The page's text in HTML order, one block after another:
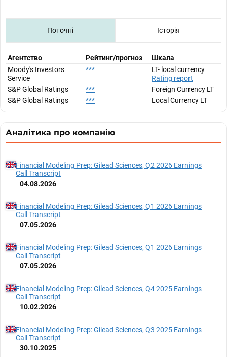
Поточні Історія
Агентство Рейтинг/прогноз
Шкала
Moody's Investors
Service
***
LT- local currency
Rating report
S&P Global Ratings
***
Foreign Currency LT
S&P Global Ratings
*** Local Currency LT
Аналітика про компанію
Financial Modeling Prep: Gilead Sciences, Q2 2026 Earnings
Call Transcript
04.08.2026
Financial Modeling Prep: Gilead Sciences, Q1 2026 Earnings
Call Transcript
07.05.2026
Financial Modeling Prep: Gilead Sciences, Q1 2026 Earnings
Call Transcript
07.05.2026
Financial Modeling Prep: Gilead Sciences, Q4 2025 Earnings
Call Transcript
10.02.2026
Financial Modeling Prep: Gilead Sciences, Q3 2025 Earnings
Call Transcript
30.10.2025